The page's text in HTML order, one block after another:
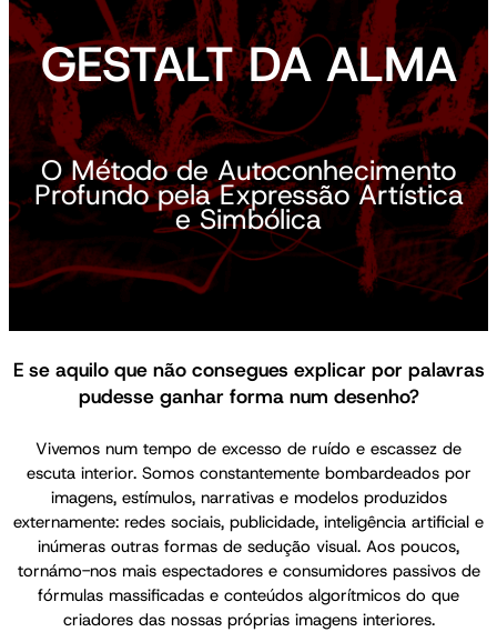
GESTALT DA ALMA
O Método de Autoconhecimento
Profundo pela Expressão Artística
e Simbólica
E se aquilo que não consegues explicar por palavras
pudesse ganhar forma num desenho?
Vivemos num tempo de excesso de ruído e escassez de
escuta interior. Somos constantemente bombardeados por
imagens, estímulos, narrativas e modelos produzidos
externamente: redes sociais, publicidade, inteligência artificial e
inúmeras outras formas de sedução visual. Aos poucos,
tornámo-nos mais espectadores e consumidores passivos de
fórmulas massificadas e conteúdos algorítmicos do que
criadores das nossas próprias imagens interiores.